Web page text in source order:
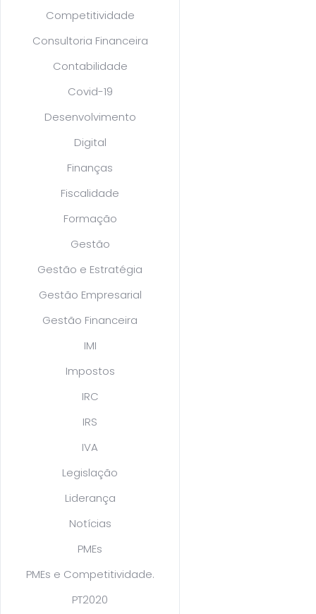
Competitividade
Consultoria Financeira
Contabilidade
Covid-19
Desenvolvimento
Digital
Finanças
Fiscalidade
Formação
Gestão
Gestão e Estratégia
Gestão Empresarial
Gestão Financeira
IMI
Impostos
IRC
IRS
IVA
Legislação
Liderança
Notícias
PMEs
PMEs e Competitividade.
PT2020